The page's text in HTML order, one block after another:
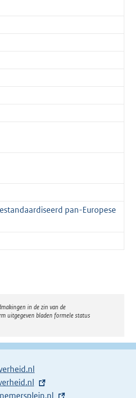
pan-Europese
in de zin van de
uitgegeven bladen formele status